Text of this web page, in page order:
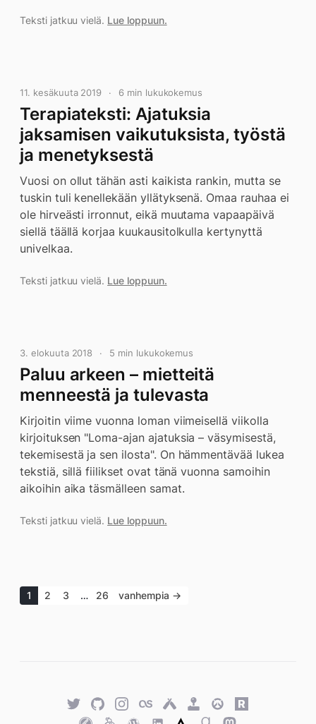
Teksti jatkuu vielä. Lue loppuun.
11. kesäkuuta 2019 6 min lukukokemus
Terapiateksti: Ajatuksia
jaksamisen vaikutuksista, työstä
ja menetyksestä
Vuosi on ollut tähän asti kaikista rankin, mutta se
tuskin tuli kenellekään yllätyksenä. Omaa rauhaa ei
ole hirveästi irronnut, eikä muutama vapaapäivä
siellä täällä korjaa kuukausitolkulla kertynyttä
univelkaa.
Teksti jatkuu vielä. Lue loppuun.
3. elokuuta 2018 5 min lukukokemus
Paluu arkeen – mietteitä
menneestä ja tulevasta
Kirjoitin viime vuonna loman viimeisellä viikolla
kirjoituksen "Loma-ajan ajatuksia – väsymisestä,
tekemisestä ja sen ilosta". On hämmentävää lukea
tekstiä, sillä fiilikset ovat tänä vuonna samoihin
aikoihin aika täsmälleen samat.
Teksti jatkuu vielä. Lue loppuun.
1 2 3 … 26 vanhempia →
TwitterGitHubTwitterLast.fmUntappd
Retro
Achievements
Overwatch
Rawg.io